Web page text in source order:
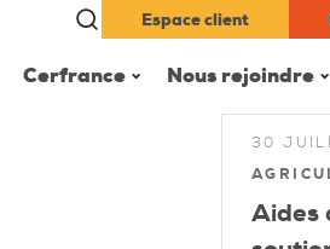
Cerfrance Nous rejoindre
Espace client
30
Aides